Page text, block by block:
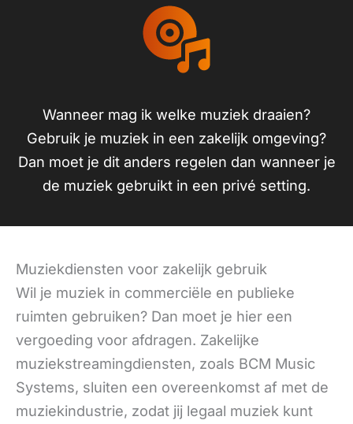
Wanneer mag ik welke muziek draaien?
Gebruik je muziek in een zakelijk omgeving?
Dan moet je dit anders regelen dan wanneer je
de muziek gebruikt in een privé setting.
Muziekdiensten voor zakelijk gebruik
Wil je muziek in commerciële en publieke
ruimten gebruiken? Dan moet je hier een
vergoeding voor afdragen. Zakelijke
muziekstreamingdiensten, zoals BCM Music
Systems, sluiten een overeenkomst af met de
muziekindustrie, zodat jij legaal muziek kunt